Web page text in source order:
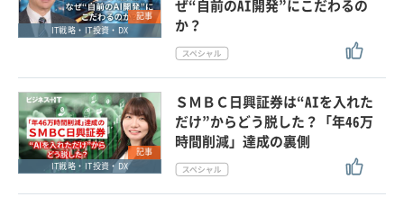
記事
IT戦略・IT投資・DX
ぜ“自前のAI開発”にこだわるの
か？
記事
IT戦略・IT投資・DX
ＳＭＢＣ日興証券は“AIを入れた
だけ”からどう脱した？「年46万
時間削減」達成の裏側